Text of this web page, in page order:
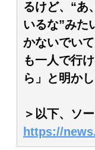
るけど、“あ
いるな”みた
かないでい
も一人で行
ら」と明かし
＞以下、ソ
https://